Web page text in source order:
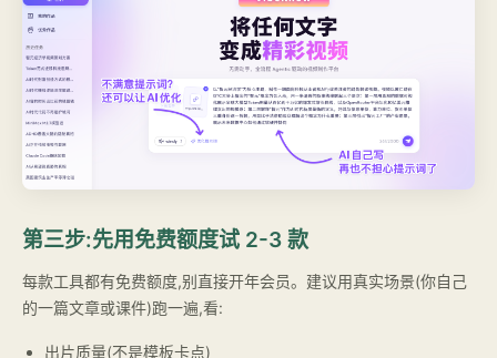
第三步:先用免费额度试 2-3 款
每款工具都有免费额度,别直接开年会员。建议用真实场景(你自己
的一篇文章或课件)跑一遍,看:
出片质量(不是模板卡点)